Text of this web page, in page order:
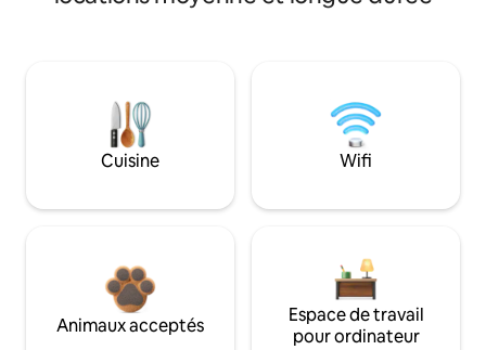
Cuisine Wifi
Animaux acceptés
Espace de travail
pour ordinateur